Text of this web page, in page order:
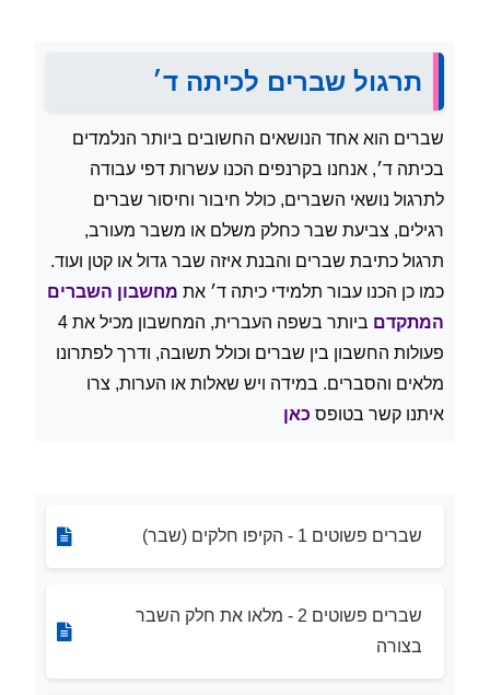
תרגול שברים לכיתה ד׳
שברים הוא אחד הנושאים החשובים ביותר הנלמדים
בכיתה ד׳, אנחנו בקרנפים הכנו עשרות דפי עבודה
לתרגול נושאי השברים, כולל חיבור וחיסור שברים
רגילים, צביעת שבר כחלק משלם או משבר מעורב,
תרגול כתיבת שברים והבנת איזה שבר גדול או קטן ועוד.
כמו כן הכנו עבור תלמידי כיתה ד׳ את מחשבון השברים
המתקדם
ביותר בשפה העברית, המחשבון מכיל את 4
פעולות החשבון בין שברים וכולל תשובה, ודרך לפתרונו
מלאים והסברים. במידה ויש שאלות או הערות, צרו
איתנו קשר בטופס כאן
שברים פשוטים 1 - הקיפו חלקים (שבר)
שברים פשוטים 2 - מלאו את חלק השבר
בצורה